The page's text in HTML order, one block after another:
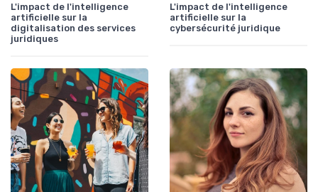
L'impact de l'intelligence
artificielle sur la
digitalisation des services
juridiques
L'impact de l'intelligence
artificielle sur la
cybersécurité juridique